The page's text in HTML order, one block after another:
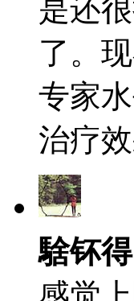
是还
了。
专家
治疗
騇钚